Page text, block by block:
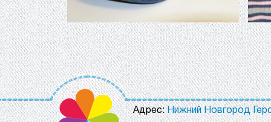
Адрес: Нижний Новгород